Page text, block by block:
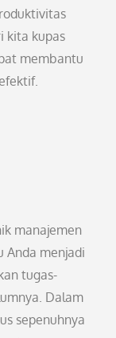
kita kupas
membantu
manajemen
Anda menjadi
tugas-
Dalam
sepenuhnya